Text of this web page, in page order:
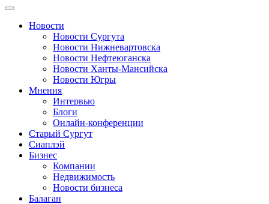
Новости
Новости Сургута
Новости Нижневартовска
Новости Нефтеюганска
Новости Ханты-Мансийска
Новости Югры
Мнения
Интервью
Блоги
Онлайн-конференции
Старый Сургут
Сиаплэй
Бизнес
Компании
Недвижимость
Новости бизнеса
Балаган